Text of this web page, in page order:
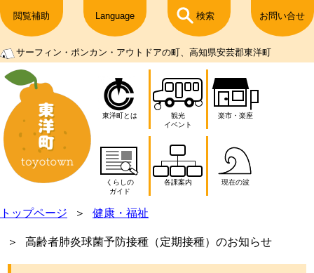
閲覧補助 Language 検索 お問い合せ
サーフィン・ポンカン・アウトドアの町、高知県安芸郡東洋町
東洋町とは
観光
イベント
楽市・楽座
くらしの
ガイド
各課案内 現在の波
トップページ 健康・福祉
高齢者肺炎球菌予防接種（定期接種）のお知らせ